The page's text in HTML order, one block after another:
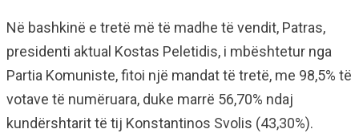
Në bashkinë e tretë më të madhe të vendit, Patras,
presidenti aktual Kostas Peletidis, i mbështetur nga
Partia Komuniste, fitoi një mandat të tretë, me 98,5% të
votave të numëruara, duke marrë 56,70% ndaj
kundërshtarit të tij Konstantinos Svolis (43,30%).